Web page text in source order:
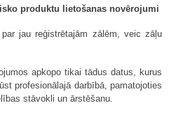
produktu lietošanas novērojumi
jau reģistrētajām zālēm, veic zāļu
apkopo tikai tādus datus, kurus
profesionālajā darbībā, pamatojoties
stāvokli un ārstēšanu.